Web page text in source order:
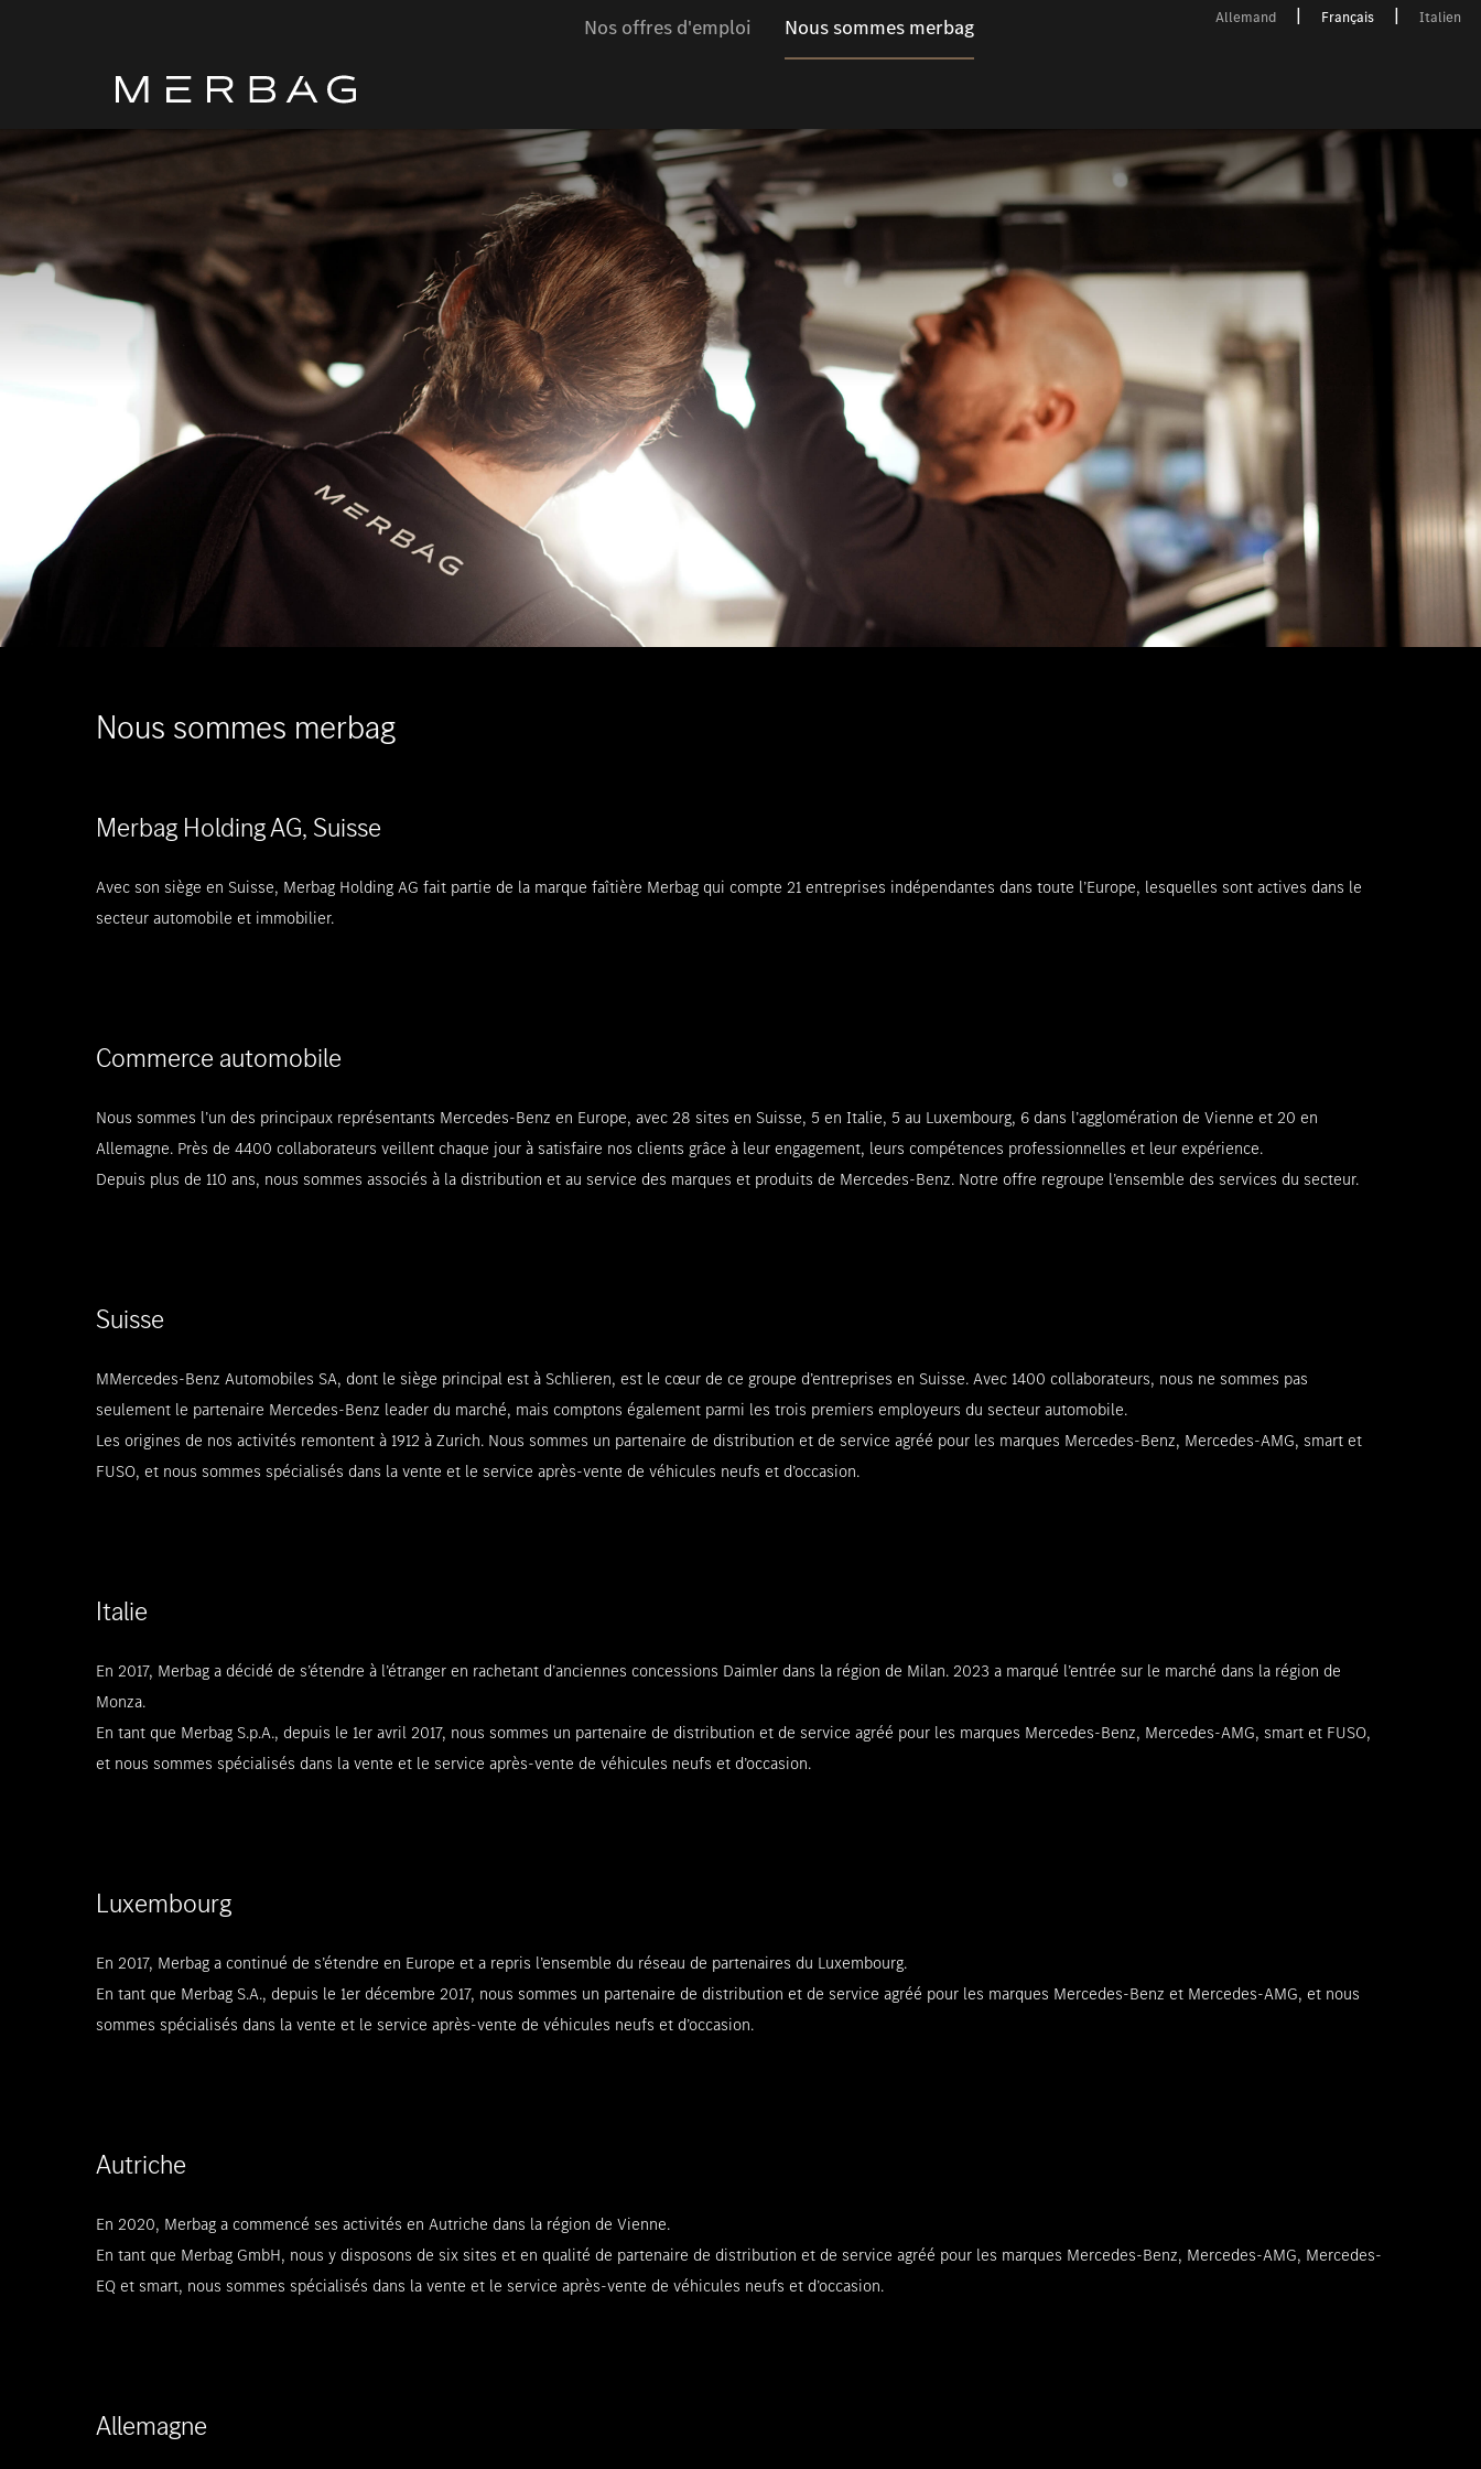
Allemand Français Italien
Nos offres d'emploi Nous sommes merbag
Nous sommes merbag
Merbag Holding AG, Suisse
Avec son siège en Suisse, Merbag Holding AG fait partie de la marque faîtière Merbag qui compte 21 entreprises indépendantes dans toute l’Europe, lesquelles sont actives dans le
secteur automobile et immobilier.
Commerce automobile
Nous sommes l’un des principaux représentants Mercedes-Benz en Europe, avec 28 sites en Suisse, 5 en Italie, 5 au Luxembourg, 6 dans l’agglomération de Vienne et 20 en
Allemagne. Près de 4400 collaborateurs veillent chaque jour à satisfaire nos clients grâce à leur engagement, leurs compétences professionnelles et leur expérience.
Depuis plus de 110 ans, nous sommes associés à la distribution et au service des marques et produits de Mercedes-Benz. Notre offre regroupe l’ensemble des services du secteur.
Suisse
MMercedes-Benz Automobiles SA, dont le siège principal est à Schlieren, est le cœur de ce groupe d’entreprises en Suisse. Avec 1400 collaborateurs, nous ne sommes pas
seulement le partenaire Mercedes-Benz leader du marché, mais comptons également parmi les trois premiers employeurs du secteur automobile.
Les origines de nos activités remontent à 1912 à Zurich. Nous sommes un partenaire de distribution et de service agréé pour les marques Mercedes-Benz, Mercedes-AMG, smart et
FUSO, et nous sommes spécialisés dans la vente et le service après-vente de véhicules neufs et d’occasion.
Italie
En 2017, Merbag a décidé de s’étendre à l’étranger en rachetant d’anciennes concessions Daimler dans la région de Milan. 2023 a marqué l’entrée sur le marché dans la région de
Monza.
En tant que Merbag S.p.A., depuis le 1er avril 2017, nous sommes un partenaire de distribution et de service agréé pour les marques Mercedes-Benz, Mercedes-AMG, smart et FUSO,
et nous sommes spécialisés dans la vente et le service après-vente de véhicules neufs et d’occasion.
Luxembourg
En 2017, Merbag a continué de s’étendre en Europe et a repris l’ensemble du réseau de partenaires du Luxembourg.
En tant que Merbag S.A., depuis le 1er décembre 2017, nous sommes un partenaire de distribution et de service agréé pour les marques Mercedes-Benz et Mercedes-AMG, et nous
sommes spécialisés dans la vente et le service après-vente de véhicules neufs et d’occasion.
Autriche
En 2020, Merbag a commencé ses activités en Autriche dans la région de Vienne.
En tant que Merbag GmbH, nous y disposons de six sites et en qualité de partenaire de distribution et de service agréé pour les marques Mercedes-Benz, Mercedes-AMG, Mercedes-
EQ et smart, nous sommes spécialisés dans la vente et le service après-vente de véhicules neufs et d’occasion.
Allemagne